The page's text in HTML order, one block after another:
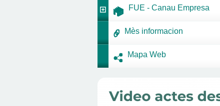
FUE - Canau Empresa
Mès informacion
Mapa Web